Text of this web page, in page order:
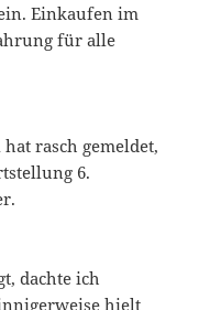
Einkaufen im
für alle
rasch gemeldet,
6.
dachte ich
hielt